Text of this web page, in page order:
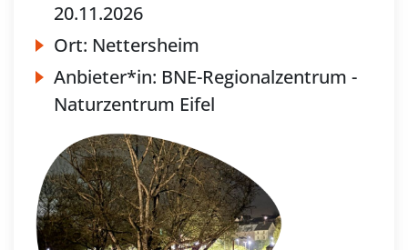
20.11.2026
Ort: Nettersheim
Anbieter*in: BNE-Regionalzentrum -
Naturzentrum Eifel